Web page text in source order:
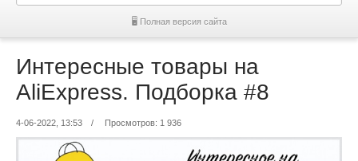
🖥 Полная версия сайта
Интересные товары на
AliExpress. Подборка #8
4-06-2022, 13:53 / Просмотров: 1 936